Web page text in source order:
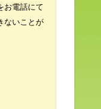
お電話にて
ないことが